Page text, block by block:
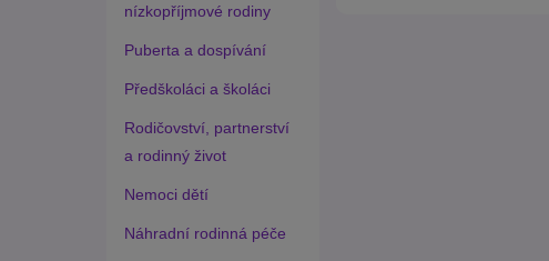
nízkopříjmové rodiny
Puberta a dospívání
Předškoláci a školáci
Rodičovství, partnerství
a rodinný život
Nemoci dětí
Náhradní rodinná péče